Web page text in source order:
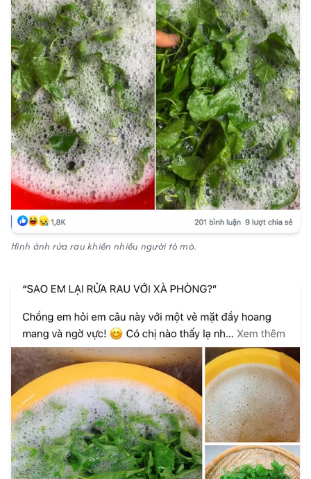
Hình ảnh rửa rau khiến nhiều người tò mò.